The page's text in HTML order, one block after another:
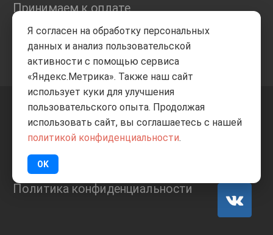
Принимаем к оплате
+7 8332205-805 ВВЕРХ
ИП Баранов А.С. 2026
Политика конфиденциальности
Я согласен на обработку персональных
данных и анализ пользовательской
активности с помощью сервиса
«Яндекс.Метрика». Также наш сайт
использует куки для улучшения
пользовательского опыта. Продолжая
использовать сайт, вы соглашаетесь с нашей
политикой конфиденциальности.
OK